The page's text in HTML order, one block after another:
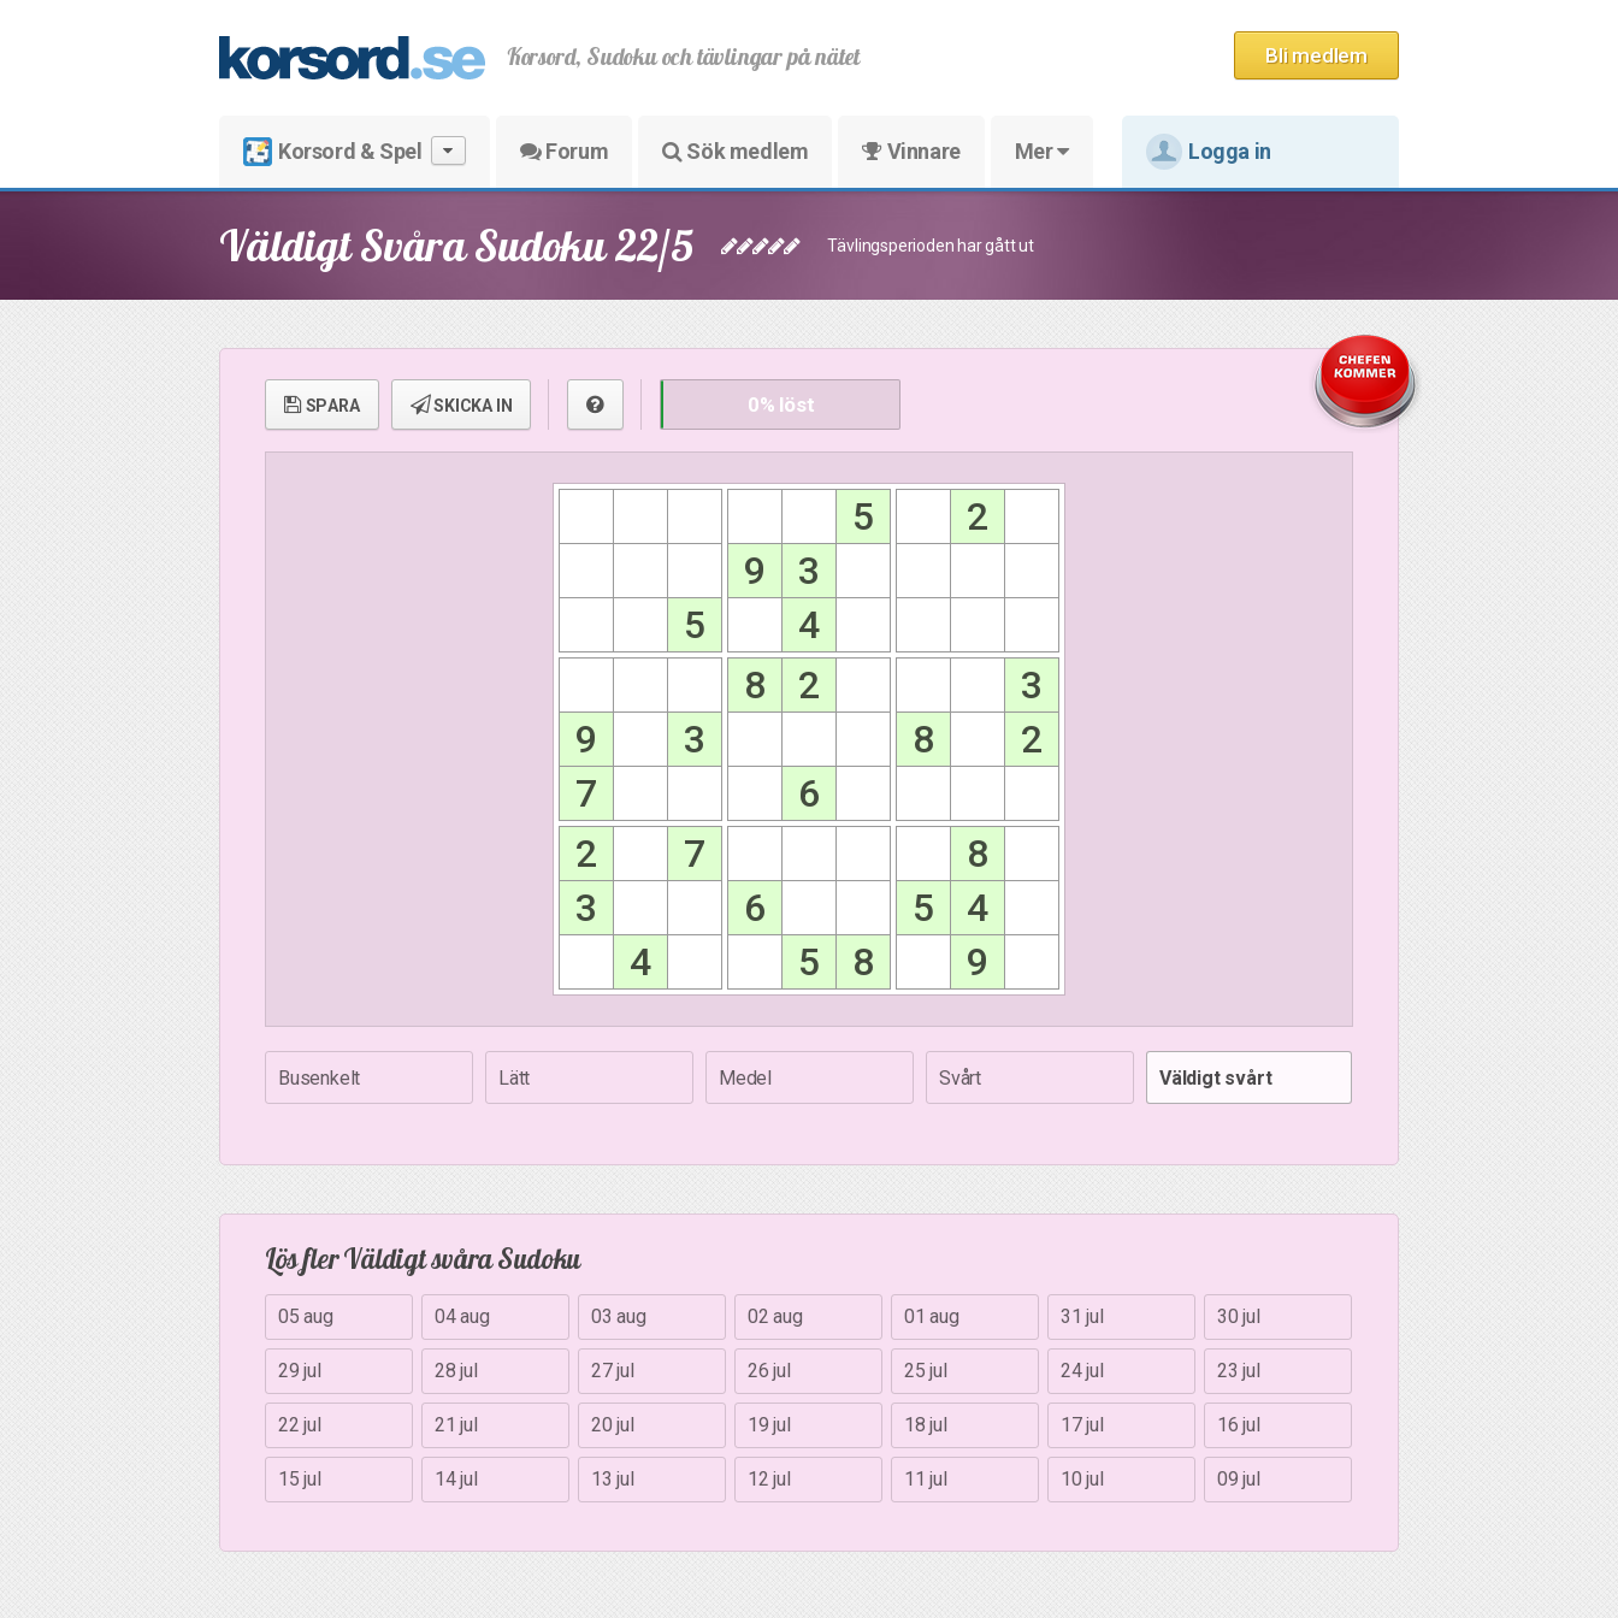
Bli medlem
Korsord, Sudoku och tävlingar på nätet
Korsord & Spel Forum Sök medlem Vinnare Mer Logga in
Väldigt Svåra Sudoku 22/5 Tävlingsperioden har gått ut
SPARA SKICKA IN 0% löst
5
2
9
3
5
4
8
2
3
9
3 8
2
7
6
2
7
8
3
6 5
4
4
5 8 9
Busenkelt Lätt Medel Svårt Väldigt svårt
Lös fler Väldigt svåra Sudoku
05 aug 04 aug 03 aug 02 aug 01 aug 31 jul 30 jul
29 jul 28 jul 27 jul 26 jul 25 jul 24 jul 23 jul
22 jul 21 jul 20 jul 19 jul 18 jul 17 jul 16 jul
15 jul 14 jul 13 jul 12 jul 11 jul 10 jul 09 jul